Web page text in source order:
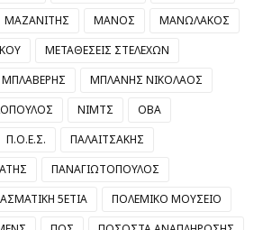
ΜΑΖΑΝΙΤΗΣ ΜΑΝΟΣ
ΜΑΝΩΛΑΚΟΣ
ΜΕΤΑΘΕΣΕΙΣ ΣΤΕΛΕΧΩΝ
ΜΠΛΑΒΕΡΗΣ
ΜΠΛΑΝΗΣ ΝΙΚΟΛΑΟΣ
ΝΙΜΤΣ
ΟΒΑ
Π.Ο.Ε.Σ.
ΠΑΛΑΙΤΣΑΚΗΣ
ΠΑΝΑΓΙΩΤΟΠΟΥΛΟΣ
5ΕΤΙΑ
ΠΟΛΕΜΙΚΟ ΜΟΥΣΕΙΟ